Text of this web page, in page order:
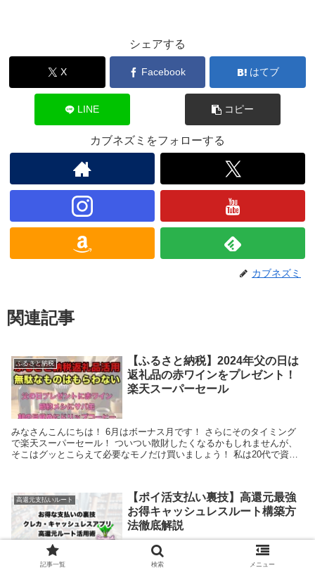
シェアする
X Facebook はてブ
LINE コピー
カブネズミをフォローする
カブネズミ
関連記事
ふるさと納税
【ふるさと納税】2024年父の日は
返礼品の赤ワインをプレゼント！
楽天スーパーセール
みなさんこんにちは！ 6月はボーナス月です！ さらにそのタイミング
で楽天スーパーセール！ ついつい散財したくなるかもしれませんが、
そこはグッとこらえて必要なモノだけ買いましょう！ 私は20代で資産
高還元支払いルート
【ポイ活支払い裏技】高還元最強
お得キャッシュレスルート構築方
法徹底解説
こちらの記事は現在工事中です。 みなさんは普段買い物をするときど
記事一覧 検索 メニュー